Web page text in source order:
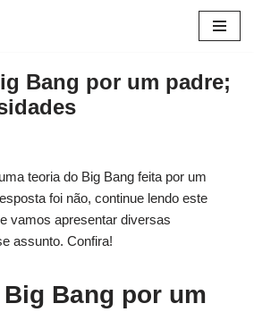
Bang por um padre;
teoria do Big Bang feita por um
foi não, continue lendo este
vamos apresentar diversas
assunto. Confira!
Bang por um